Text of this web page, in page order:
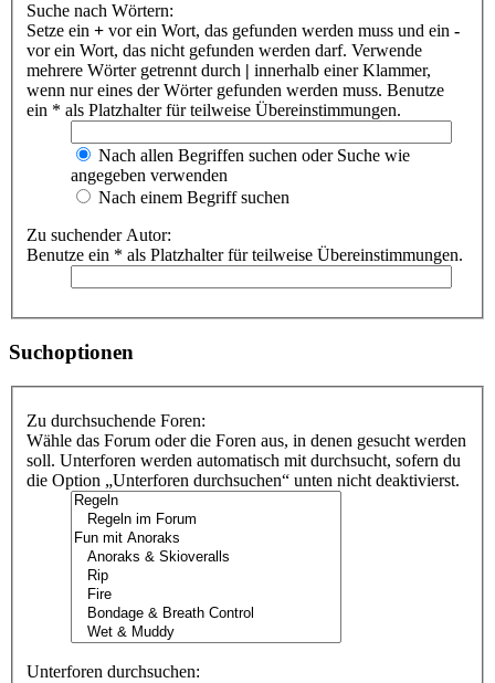
Suche nach Wörtern:
Setze ein + vor ein Wort, das gefunden werden muss und ein -
vor ein Wort, das nicht gefunden werden darf. Verwende
mehrere Wörter getrennt durch | innerhalb einer Klammer,
wenn nur eines der Wörter gefunden werden muss. Benutze
ein * als Platzhalter für teilweise Übereinstimmungen.
Nach allen Begriffen suchen oder Suche wie
angegeben verwenden
Nach einem Begriff suchen
Zu suchender Autor:
Benutze ein * als Platzhalter für teilweise Übereinstimmungen.
Suchoptionen
Zu durchsuchende Foren:
Wähle das Forum oder die Foren aus, in denen gesucht werden
soll. Unterforen werden automatisch mit durchsucht, sofern du
die Option „Unterforen durchsuchen“ unten nicht deaktivierst.
Unterforen durchsuchen: